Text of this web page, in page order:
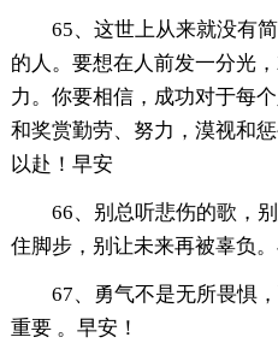
65、这世上从来就没有
的人。要想在人前发一分光
力。你要相信，成功对于每
和奖赏勤劳、努力，漠视和
以赴！早安
66、别总听悲伤的歌，
住脚步，别让未来再被辜负。
67、勇气不是无所畏惧
重要 。早安！